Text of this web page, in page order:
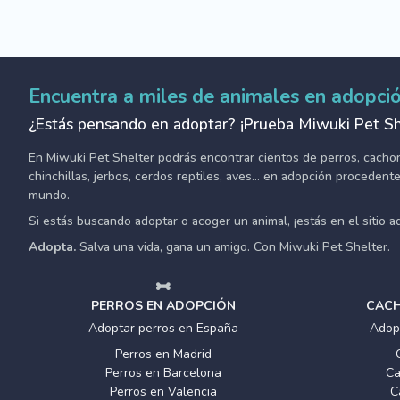
Encuentra a miles de animales en
¿Estás pensando en adoptar? ¡Prueba Miwuki Pet
En Miwuki Pet Shelter podrás encontrar cientos de perros,
chinchillas, jerbos, cerdos reptiles, aves... en adopción
mundo.
Si estás buscando adoptar o acoger un animal, ¡estás en el sitio
Adopta. Salva una vida, gana un amigo. Con Miwuki Pet Shelter.
PERROS EN ADOPCIÓN
Adoptar perros en España
Perros en Madrid
Perros en Barcelona
Perros en Valencia